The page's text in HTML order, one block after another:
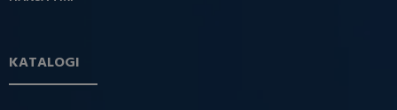
KATALOGI